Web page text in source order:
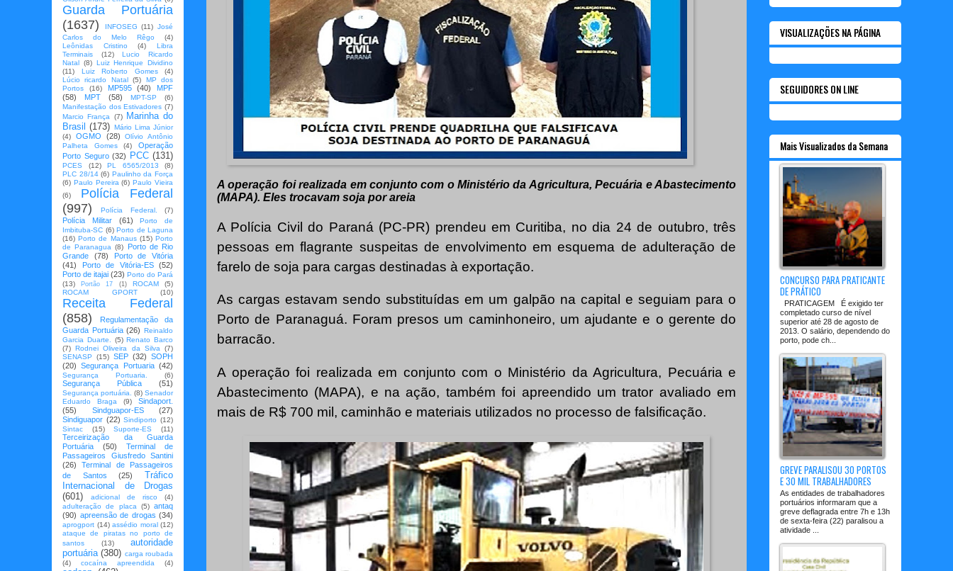
A operação foi realizada em conjunto com o Ministério da Agricultura, Pecuária e Abastecimento
(MAPA). Eles trocavam soja por areia
A Polícia Civil do Paraná (PC-PR) prendeu em Curitiba, no dia 24 de outubro, três
pessoas em flagrante suspeitas de envolvimento em esquema de adulteração de
farelo de soja para cargas destinadas à exportação.
As cargas estavam sendo substituídas em um galpão na capital e seguiam para o
Porto de Paranaguá. Foram presos um caminhoneiro, um ajudante e o gerente do
barracão.
A operação foi realizada em conjunto com o Ministério da Agricultura, Pecuária e
Abastecimento (MAPA), e na ação, também foi apreendido um trator avaliado em
mais de R$ 700 mil, caminhão e materiais utilizados no processo de falsificação.
Guarda Portuária
(1637)
INFOSEG (11) José
Carlos do Melo Rêgo
(4)
Leônidas Cristino
(4)
Libra
Terminais
(12)
Lucio Ricardo
Natal (8) Luiz Henrique Dividino
(11)
Luiz Roberto Gomes
(4)
Lúcio ricardo Natal (5)
MP dos
Portos
(16) MP595 (40)
MPF
(58)
MPT (58) MPT-SP
(6)
Manifestação dos Estivadores (7)
Marcio França
(7)
Marinha do
Brasil
(173) Mário Lima Júnior
(4)
OGMO (28)
Olívio Antônio
Palheta Gomes
(4)
Operação
Porto Seguro (32) PCC (131)
PCES (12) PL 6565/2013
(8)
PLC 28/14 (6) Paulinho da Força
(6) Paulo Pereira (6) Paulo Vieira
(6)
Polícia Federal
(997)
Polícia Federal. (7)
Polícia Militar (61)
Porto de
Imbituba-SC (6) Porto de Laguna
(16) Porto de Manaus (15) Porto
de Paranagua (8)
Porto de Rio
Grande
(78)
Porto de Vitória
(41)
Porto de Vitória-ES
(52)
Porto de itajai (23) Porto do Pará
(13)
Portão 17 (1) ROCAM
(5)
ROCAM GPORT
(10)
Receita Federal
(858)
Regulamentação da
Guarda Portuária (26) Reinaldo
Garcia Duarte.
(5) Renato Barco
(7) Rodnei Oliveira da Silva
(7)
SENASP
(15) SEP (32) SOPH
(20)
Segurança Portuaria (42)
Segurança Portuaria. (6)
Segurança Pública (51)
Segurança portuária. (8) Senador
Eduardo Braga
(9)
Sindaport.
(55)
Sindguapor-ES
(27)
Sindiguapor (22) Sindiporto (12)
Sintac
(15) Suporte-ES (11)
Terceirização da Guarda
Portuária
(50)
Terminal de
Passageiros Giusfredo Santini
(26)
Terminal de Passageiros
de Santos
(25)
Tráfico
Internacional de Drogas
(601)
adicional de risco
(4)
adulteração de placa
(5) antaq
(90) apreensão de drogas (34)
aprogport (14) assédio moral (12)
ataque de piratas no porto de
santos
(13)
autoridade
portuária (380) carga roubada
(4)
cocaína apreendida (4)
VISUALIZAÇÕES NA PÁGINA
SEGUIDORES ON LINE
Mais Visualizados da Semana
CONCURSO PARA PRATICANTE
DE PRÁTICO
PRATICAGEM É exigido ter
completado curso de nível
superior até 28 de agosto de
2013. O salário, dependendo do
porto, pode ch...
GREVE PARALISOU 30 PORTOS
E 30 MIL TRABALHADORES
As entidades de trabalhadores
portuários informaram que a
greve deflagrada entre 7h e 13h
de sexta-feira (22) paralisou a
atividade ...